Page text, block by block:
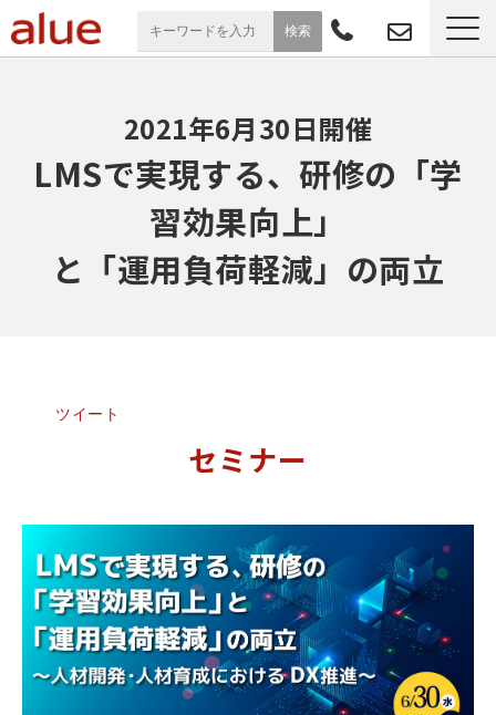
導入事例
お役立ち情報
セミナー
2021年6月30日開催
LMSで実現する、研修の「学
習効果向上」
と「運用負荷軽減」の両立
ツイート
セミナー